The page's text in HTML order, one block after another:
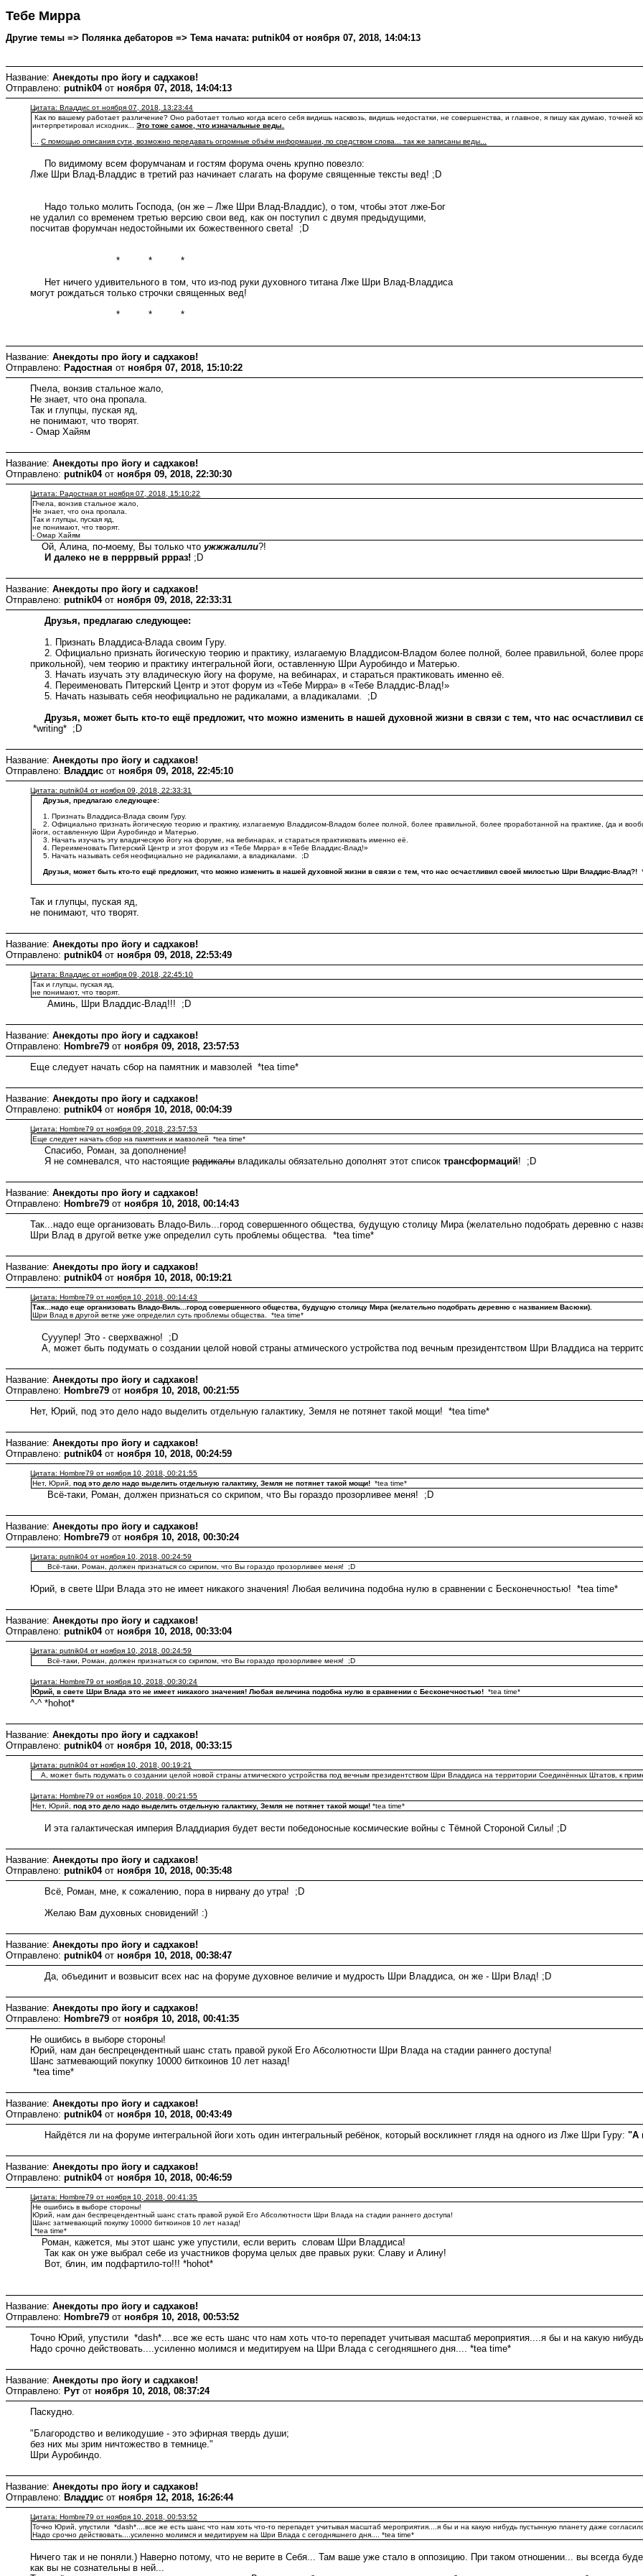
Тебе Мирра
Другие темы => Полянка дебаторов => Тема начата: putnik04 от ноября 07, 2018, 14:04:13
Название: Анекдоты про йогу и садхаков!
Отправлено: putnik04от ноября 07, 2018, 14:04:13
Цитата: Владдис от ноября 07, 2018, 13:23:44
Как по вашему работает различение? Оно работает только когда всего себя видишь насквозь, видишь недостатки, не совершенства, и главное, я пишу как думаю, точней
интерпретировал исходник...Это тоже самое, что изначальные веды.
...С помощью описания сути, возможно передавать огромные объём информации, по средством слова... так же записаны веды...
По видимому всем форумчанам и гостям форума очень крупно повезло:
Лже Шри Влад-Владдис в третий раз начинает слагать на форуме священные тексты вед! ;D
Надо только молить Господа, (он же – Лже Шри Влад-Владдис), о том, чтобы этот лже-Бог
не удалил со временем третью версию свои вед, как он поступил с двумя предыдущими,
посчитав форумчан недостойными их божественного света! ;D
* * *
Нет ничего удивительного в том, что из-под руки духовного титана Лже Шри Влад-Владдиса
могут рождаться только строчки священных вед!
* * *
Название: Анекдоты про йогу и садхаков!
Отправлено: Радостная от ноября 07, 2018, 15:10:22
Пчела, вонзив стальное жало,
Не знает, что она пропала.
Так и глупцы, пуская яд,
не понимают, что творят.
- Омар Хайям
Название: Анекдоты про йогу и садхаков!
Отправлено: putnik04от ноября 09, 2018, 22:30:30
Цитата: Радостная от ноября 07, 2018, 15:10:22
Пчела, вонзив стальное жало,
Не знает, что она пропала.
Так и глупцы, пуская яд,
не понимают, что творят.
- Омар Хайям
Ой, Алина, по-моему, Вы только чтоужжжалили?!
И далеко не в перррвый ррраз! ;D
Название: Анекдоты про йогу и садхаков!
Отправлено: putnik04от ноября 09, 2018, 22:33:31
Друзья, предлагаю следующее:
1. Признать Владдиса-Влада своим Гуру.
2. Официально признать йогическую теорию и практику, излагаемую Владдисом-Владом более полной, более правильной, более
прикольной), чем теорию и практику интегральной йоги, оставленную Шри Ауробиндо и Матерью.
3. Начать изучать эту владическую йогу на форуме, на вебинарах, и стараться практиковать именно её.
4. Переименовать Питерский Центр и этот форум из «Тебе Мирра» в «Тебе Владдис-Влад!»
5. Начать называть себя неофициально не радикалами, а владикалами. ;D
Друзья, может быть кто-то ещё предложит, что можно изменить в нашей духовной жизни в связи с тем, что нас осчастливил
*writing* ;D
Название: Анекдоты про йогу и садхаков!
Отправлено: Владдис от ноября 09, 2018, 22:45:10
Цитата: putnik04 от ноября 09, 2018, 22:33:31
Друзья, предлагаю следующее:
1. Признать Владдиса-Влада своим Гуру.
2. Официально признать йогическую теорию и практику, излагаемую Владдисом-Владом более полной, более правильной, более проработанной на практике, (да и
йоги, оставленную Шри Ауробиндо и Матерью.
3. Начать изучать эту владическую йогу на форуме, на вебинарах, и стараться практиковать именно её.
4. Переименовать Питерский Центр и этот форум из «Тебе Мирра» в «Тебе Владдис-Влад!»
5. Начать называть себя неофициально не радикалами, а владикалами. ;D
Друзья, может быть кто-то ещё предложит, что можно изменить в нашей духовной жизни в связи с тем, что нас осчастливил своей милостью Шри Владдис-Влад?!
Так и глупцы, пуская яд,
не понимают, что творят.
Название: Анекдоты про йогу и садхаков!
Отправлено: putnik04от ноября 09, 2018, 22:53:49
Цитата: Владдис от ноября 09, 2018, 22:45:10
Так и глупцы, пуская яд,
не понимают, что творят.
Аминь, Шри Владдис-Влад!!! ;D
Название: Анекдоты про йогу и садхаков!
Отправлено: Hombre79 от ноября 09, 2018, 23:57:53
Еще следует начать сбор на памятник и мавзолей *tea time*
Название: Анекдоты про йогу и садхаков!
Отправлено: putnik04от ноября 10, 2018, 00:04:39
Цитата: Hombre79 от ноября 09, 2018, 23:57:53
Еще следует начать сбор на памятник и мавзолей *tea time*
Спасибо, Роман, за дополнение!
Я не сомневался, что настоящиерадикалывладикалы обязательно дополнят этот списоктрансформаций! ;D
Название: Анекдоты про йогу и садхаков!
Отправлено: Hombre79 от ноября 10, 2018, 00:14:43
Так...надо еще организовать Владо-Виль...город совершенного общества, будущую столицу Мира (желательно подобрать деревню с
Шри Влад в другой ветке уже определил суть проблемы общества. *tea time*
Название: Анекдоты про йогу и садхаков!
Отправлено: putnik04от ноября 10, 2018, 00:19:21
Цитата: Hombre79 от ноября 10, 2018, 00:14:43
Так...надо еще организовать Владо-Виль...город совершенного общества, будущую столицу Мира (желательно подобрать деревню с названием Васюки).
Шри Влад в другой ветке уже определил суть проблемы общества. *tea time*
Сууупер! Это - сверхважно! ;D
А, может быть подумать о создании целой новой страны атмического устройства под вечным президентством Шри Владдиса на
Название: Анекдоты про йогу и садхаков!
Отправлено: Hombre79 от ноября 10, 2018, 00:21:55
Нет, Юрий, под это дело надо выделить отдельную галактику, Земля не потянет такой мощи! *tea time*
Название: Анекдоты про йогу и садхаков!
Отправлено: putnik04от ноября 10, 2018, 00:24:59
Цитата: Hombre79 от ноября 10, 2018, 00:21:55
Нет, Юрий,под это дело надо выделить отдельную галактику, Земля не потянет такой мощи! *tea time*
Всё-таки, Роман, должен признаться со скрипом, что Вы гораздо прозорливее меня! ;D
Название: Анекдоты про йогу и садхаков!
Отправлено: Hombre79 от ноября 10, 2018, 00:30:24
Цитата: putnik04 от ноября 10, 2018, 00:24:59
Всё-таки, Роман, должен признаться со скрипом, что Вы гораздо прозорливее меня! ;D
Юрий, в свете Шри Влада это не имеет никакого значения! Любая величина подобна нулю в сравнении с Бесконечностью! *tea time*
Название: Анекдоты про йогу и садхаков!
Отправлено: putnik04от ноября 10, 2018, 00:33:04
Цитата: putnik04 от ноября 10, 2018, 00:24:59
Всё-таки, Роман, должен признаться со скрипом, что Вы гораздо прозорливее меня! ;D
Цитата: Hombre79 от ноября 10, 2018, 00:30:24
Юрий, в свете Шри Влада это не имеет никакого значения! Любая величина подобна нулю в сравнении с Бесконечностью! *tea time*
^-^ *hohot*
Название: Анекдоты про йогу и садхаков!
Отправлено: putnik04от ноября 10, 2018, 00:33:15
Цитата: putnik04 от ноября 10, 2018, 00:19:21
А, может быть подумать о создании целой новой страны атмического устройства под вечным президентством Шри Владдиса на территории Соединённых Штатов, к
Цитата: Hombre79 от ноября 10, 2018, 00:21:55
Нет, Юрий,под это дело надо выделить отдельную галактику, Земля не потянет такой мощи!*tea time*
И эта галактическая империя Владдиария будет вести победоносные космические войны с Тёмной Стороной Силы! ;D
Название: Анекдоты про йогу и садхаков!
Отправлено: putnik04от ноября 10, 2018, 00:35:48
Всё, Роман, мне, к сожалению, пора в нирвану до утра! ;D
Желаю Вам духовных сновидений! :)
Название: Анекдоты про йогу и садхаков!
Отправлено: putnik04от ноября 10, 2018, 00:38:47
Да, объединит и возвысит всех нас на форуме духовное величие и мудрость Шри Владдиса, он же - Шри Влад! ;D
Название: Анекдоты про йогу и садхаков!
Отправлено: Hombre79 от ноября 10, 2018, 00:41:35
Не ошибись в выборе стороны!
Юрий, нам дан беспрецендентный шанс стать правой рукой Его Абсолютности Шри Влада на стадии раннего доступа!
Шанс затмевающий покупку 10000 биткоинов 10 лет назад!
*tea time*
Название: Анекдоты про йогу и садхаков!
Отправлено: putnik04от ноября 10, 2018, 00:43:49
Найдётся ли на форуме интегральной йоги хоть один интегральный ребёнок, который воскликнет глядя на одного из Лже Шри Гуру:"А
Название: Анекдоты про йогу и садхаков!
Отправлено: putnik04от ноября 10, 2018, 00:46:59
Цитата: Hombre79 от ноября 10, 2018, 00:41:35
Не ошибись в выборе стороны!
Юрий, нам дан беспрецендентный шанс стать правой рукой Его Абсолютности Шри Влада на стадии раннего доступа!
Шанс затмевающий покупку 10000 биткоинов 10 лет назад!
*tea time*
Роман, кажется, мы этот шанс уже упустили, если верить словам Шри Владдиса!
Так как он уже выбрал себе из участников форума целых две правых руки: Славу и Алину!
Вот, блин, им подфартило-то!!! *hohot*
Название: Анекдоты про йогу и садхаков!
Отправлено: Hombre79 от ноября 10, 2018, 00:53:52
Точно Юрий, упустили *dash*....все же есть шанс что нам хоть что-то перепадет учитывая масштаб мероприятия....я бы и на какую
Надо срочно действовать....усиленно молимся и медитируем на Шри Влада с сегодняшнего дня.... *tea time*
Название: Анекдоты про йогу и садхаков!
Отправлено: Рут от ноября 10, 2018, 08:37:24
Паскудно.
"Благородство и великодушие - это эфирная твердь души;
без них мы зрим ничтожество в темнице."
Шри Ауробиндо.
Название: Анекдоты про йогу и садхаков!
Отправлено: Владдис от ноября 12, 2018, 16:26:44
Цитата: Hombre79 от ноября 10, 2018, 00:53:52
Точно Юрий, упустили *dash*....все же есть шанс что нам хоть что-то перепадет учитывая масштаб мероприятия....я бы и на какую нибудь пустынную планету даже
Надо срочно действовать....усиленно молимся и медитируем на Шри Влада с сегодняшнего дня.... *tea time*
Ничего так и не поняли.) Наверно потому, что не верите в Себя... Там ваше уже стало в оппозицию. При таком отношении... вы всегда
как вы не сознательны в ней...